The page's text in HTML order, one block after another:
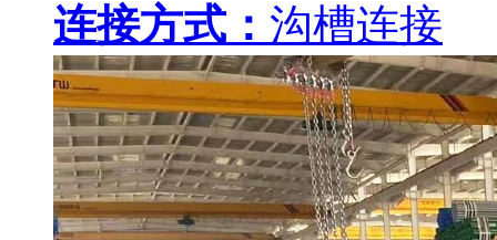
连接方式： 沟槽连接